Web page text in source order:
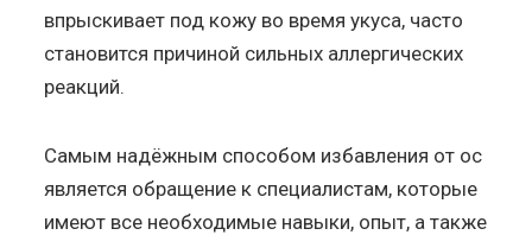
впрыскивает под кожу во время укуса, часто
становится причиной сильных аллергических
реакций.
Самым надёжным способом избавления от ос
является обращение к специалистам, которые
имеют все необходимые навыки, опыт, а также